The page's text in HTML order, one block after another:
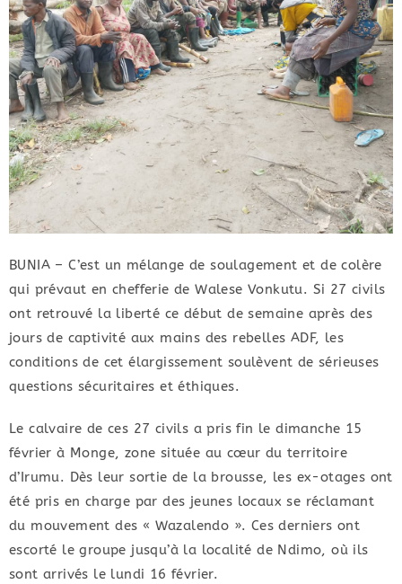
BUNIA – ​C’est un mélange de soulagement et de colère
qui prévaut en chefferie de Walese Vonkutu. Si 27 civils
ont retrouvé la liberté ce début de semaine après des
jours de captivité aux mains des rebelles ADF, les
conditions de cet élargissement soulèvent de sérieuses
questions sécuritaires et éthiques.
​Le calvaire de ces 27 civils a pris fin le dimanche 15
février à Monge, zone située au cœur du territoire
d’Irumu. Dès leur sortie de la brousse, les ex-otages ont
été pris en charge par des jeunes locaux se réclamant
du mouvement des « Wazalendo ». Ces derniers ont
escorté le groupe jusqu’à la localité de Ndimo, où ils
sont arrivés le lundi 16 février.